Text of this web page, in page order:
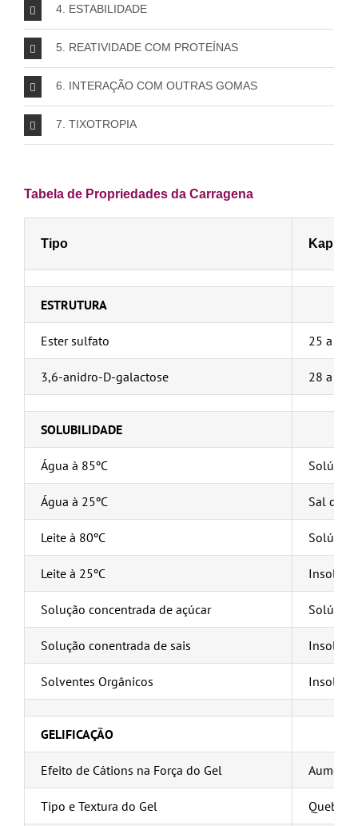
4. ESTABILIDADE
5. REATIVIDADE COM PROTEÍNAS
6. INTERAÇÃO COM OUTRAS GOMAS
7. TIXOTROPIA
Tabela de Propriedades da Carragena
Tipo Kappa
ESTRUTURA
Ester sulfato 25 a 30
3,6-anidro-D-galactose 28 a 35
SOLUBILIDADE
Água à 85ºC Solúvel
Água à 25ºC Sal de
Leite à 80ºC Solúvel
Leite à 25ºC
Solução concentrada de açúcar Solúvel
Solução conentrada de sais
Solventes Orgânicos
GELIFICAÇÃO
Efeito de Cátions na Força do Gel
Tipo e Textura do Gel